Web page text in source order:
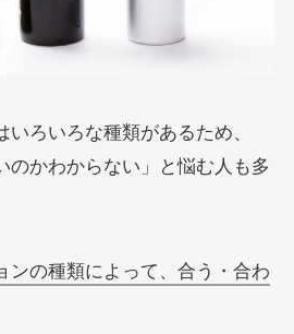
ろいろな種類があるため、
のかわからない」と悩む人も多
ンの種類によって、合う・合わ